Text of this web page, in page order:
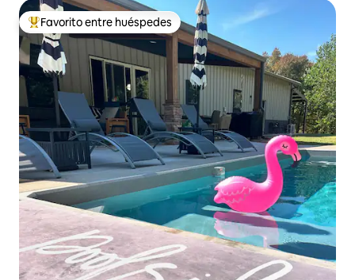
Favorito entre huéspedes preferido
Favorito entre huéspedes